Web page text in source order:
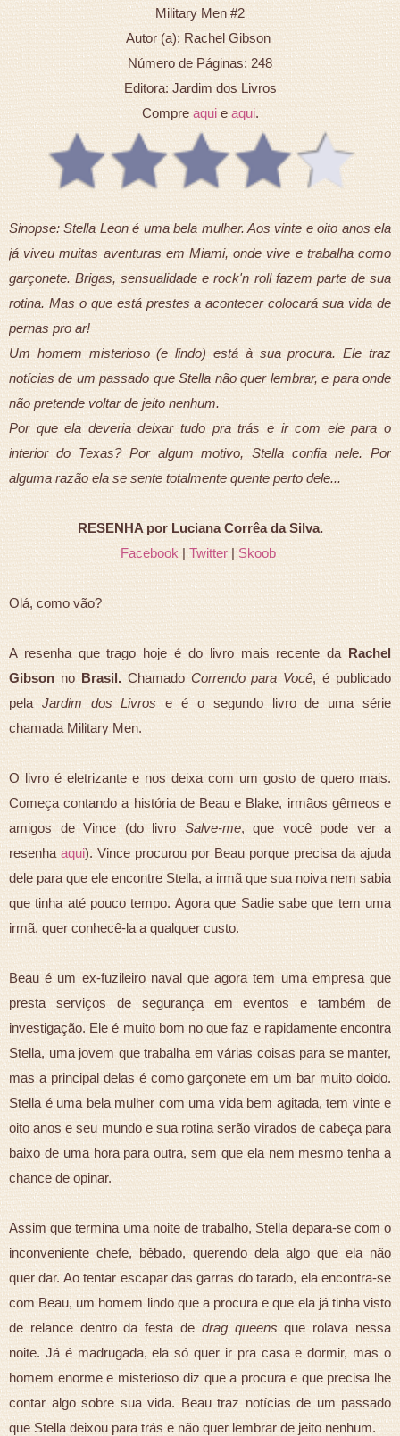
Military Men #2
Autor (a): Rachel Gibson
Número de Páginas: 248
Editora: Jardim dos Livros
Compreaquie aqui.
Sinopse: Stella Leon é uma bela mulher. Aos vinte e oito anos ela
já viveu muitas aventuras em Miami, onde vive e trabalha como
garçonete. Brigas, sensualidade e rock'n roll fazem parte de sua
rotina. Mas o que está prestes a acontecer colocará sua vida de
pernas pro ar!
Um homem misterioso (e lindo) está à sua procura. Ele traz
notícias de um passado que Stella não quer lembrar, e para onde
não pretende voltar de jeito nenhum.
Por que ela deveria deixar tudo pra trás e ir com ele para o
interior do Texas? Por algum motivo, Stella confia nele. Por
alguma razão ela se sente totalmente quente perto dele...
RESENHA por Luciana Corrêa da Silva.
Facebook|Twitter |Skoob
Olá, como vão?
A resenha que trago hoje é do livro mais recente da Rachel
Gibson no Brasil.ChamadoCorrendo para Você, é publicado
pela Jardim dos Livrose é o segundo livro de uma série
chamadaMilitary Men.
O livro é eletrizante e nos deixa com um gosto de quero mais.
Começa contando a história de Beau e Blake, irmãos gêmeos e
amigos de Vince (do livroSalve-me, que você pode ver a
resenha aqui). Vince procurou por Beau porque precisa da ajuda
dele para que ele encontre Stella, a irmã que sua noiva nem sabia
que tinha até pouco tempo. Agora que Sadie sabe que tem uma
irmã, quer conhecê-la a qualquer custo.
Beau é um ex-fuzileiro naval que agora tem uma empresa que
presta serviços de segurança em eventos e também de
investigação. Ele é muito bom no que faz e rapidamente encontra
Stella, uma jovem que trabalha em várias coisas para se manter,
mas a principal delas é como garçonete em um bar muito doido.
Stella é uma bela mulher com uma vida bem agitada, tem vinte e
oito anos e seu mundo e sua rotina serão virados de cabeça para
baixo de uma hora para outra, sem que ela nem mesmo tenha a
chance de opinar.
Assim que termina uma noite de trabalho, Stella depara-se com o
inconveniente chefe, bêbado, querendo dela algo que ela não
quer dar. Ao tentar escapar das garras do tarado, ela encontra-se
com Beau, um homem lindo que a procura e que ela já tinha visto
de relance dentro da festa de drag queensque rolava nessa
noite. Já é madrugada, ela só quer ir pra casa e dormir, mas o
homem enorme e misterioso diz que a procura e que precisa lhe
contar algo sobre sua vida. Beau traz notícias de um passado
que Stella deixou para trás e não quer lembrar de jeito nenhum.